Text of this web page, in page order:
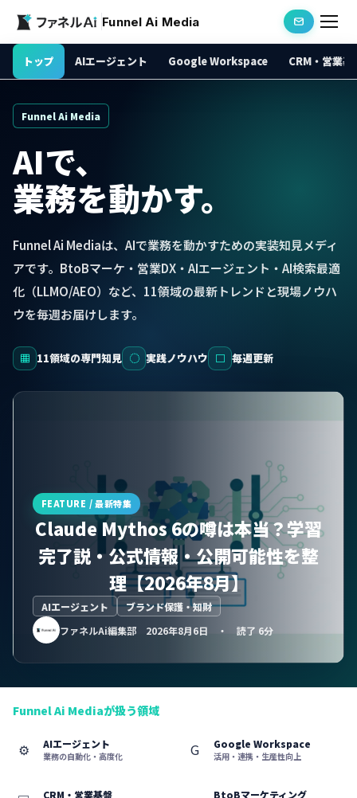
Funnel Ai Media
トップ AIエージェント Google Workspace CRM・営業基
Funnel Ai Media
AIで、
業務を動かす。
Funnel Ai Mediaは、AIで業務を動かすための実装知見メディ
アです。BtoBマーケ・営業DX・AIエージェント・AI検索最適
化（LLMO/AEO）など、11領域の最新トレンドと現場ノウハ
ウを毎週お届けします。
▦ 11領域の専門知見 ◌ 実践ノウハウ □ 毎週更新
FEATURE / 最新特集
Claude Mythos 6の噂は本当？学習
完了説・公式情報・公開可能性を整
理【2026年8月】
AIエージェント
ブランド保護・知財
ファネルAi編集部 2026年8月6日 ・ 読了 6分
Funnel Ai Mediaが扱う領域
⚙ AIエージェント
業務の自動化・高度化 G Google Workspace
活用・連携・生産性向上
CRM・営業基盤 BtoBマーケティング